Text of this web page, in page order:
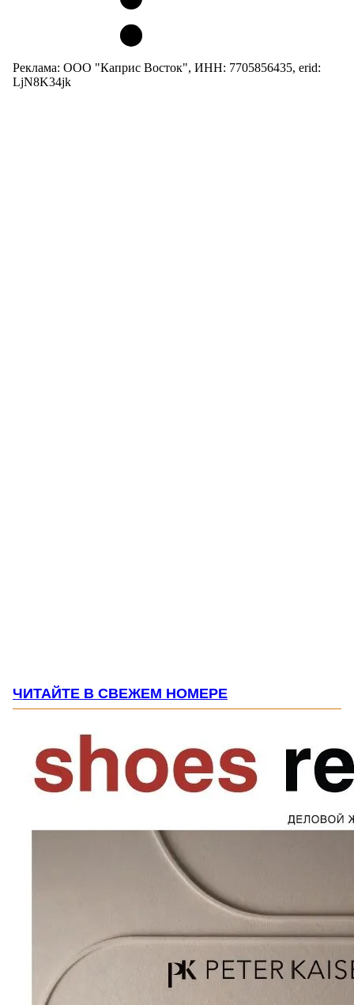
Реклама: ООО "Каприс Восток", ИНН: 7705856435, erid:
LjN8K34jk
ЧИТАЙТЕ В СВЕЖЕМ НОМЕРЕ